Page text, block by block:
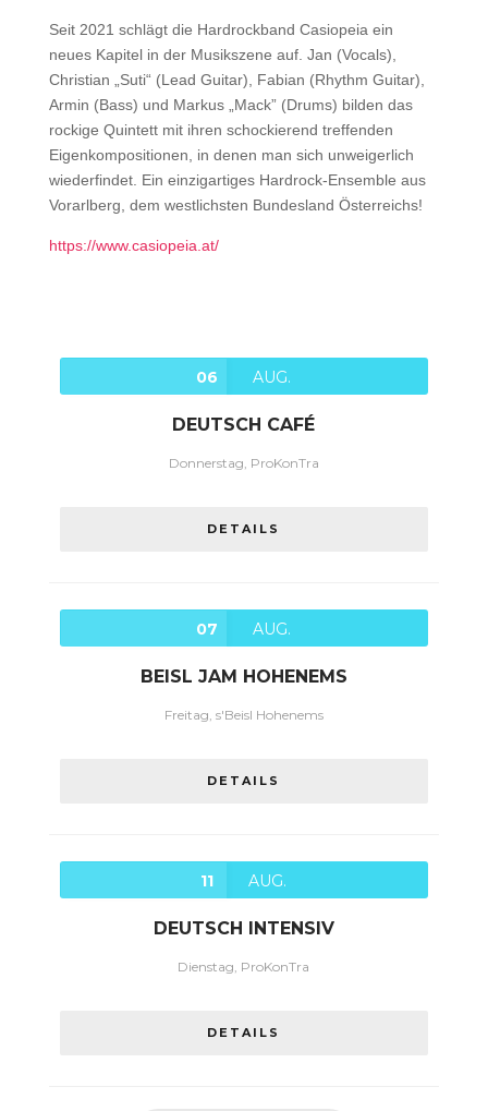
Seit 2021 schlägt die Hardrockband Casiopeia ein
neues Kapitel in der Musikszene auf. Jan (Vocals),
Christian „Suti“ (Lead Guitar), Fabian (Rhythm Guitar),
Armin (Bass) und Markus „Mack” (Drums) bilden das
rockige Quintett mit ihren schockierend treffenden
Eigenkompositionen, in denen man sich unweigerlich
wiederfindet. Ein einzigartiges Hardrock-Ensemble aus
Vorarlberg, dem westlichsten Bundesland Österreichs!
https://www.casiopeia.at/
06 AUG.
DEUTSCH CAFÉ
Donnerstag, ProKonTra
DETAILS
07 AUG.
BEISL JAM HOHENEMS
Freitag, s'Beisl Hohenems
DETAILS
11 AUG.
DEUTSCH INTENSIV
Dienstag, ProKonTra
DETAILS